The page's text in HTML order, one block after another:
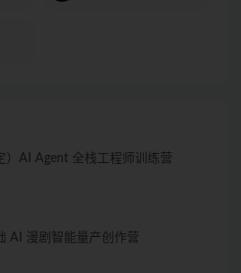
）AI Agent 全栈工程师训练营
AI 漫剧智能量产创作营